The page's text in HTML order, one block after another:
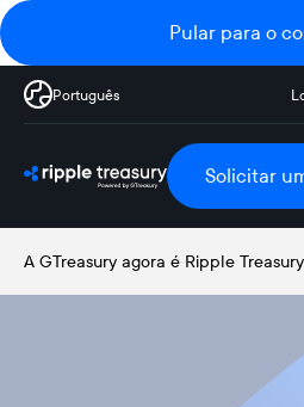
Pular para o
Português
Solicitar
A GTreasury agora é Ripple Treasury